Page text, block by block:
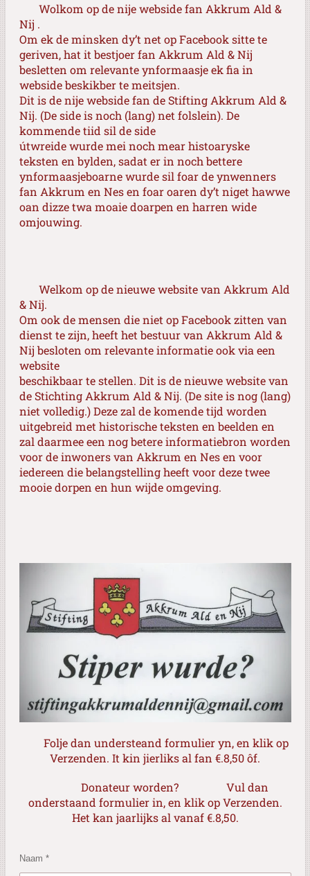
Wolkom op de nije webside fan Akkrum Ald &
Nij .
Om ek de minsken dy’t net op Facebook sitte te
geriven, hat it bestjoer fan Akkrum Ald & Nij
besletten om relevante ynformaasje ek fia in
webside beskikber te meitsjen.
Dit is de nije webside fan de Stifting Akkrum Ald &
Nij. (De side is noch (lang) net folslein). De
kommende tiid sil de side
útwreide wurde mei noch mear histoaryske
teksten en bylden, sadat er in noch bettere
ynformaasjeboarne wurde sil foar de ynwenners
fan Akkrum en Nes en foar oaren dy’t niget hawwe
oan dizze twa moaie doarpen en harren wide
omjouwing.
Welkom op de nieuwe website van Akkrum Ald
& Nij.
Om ook de mensen die niet op Facebook zitten van
dienst te zijn, heeft het bestuur van Akkrum Ald &
Nij besloten om relevante informatie ook via een
website
beschikbaar te stellen. Dit is de nieuwe website van
de Stichting Akkrum Ald & Nij. (De site is nog (lang)
niet volledig.)Deze zal de komende tijd worden
uitgebreid met historische teksten en beelden en
zal daarmee een nog betere informatiebron worden
voor de inwoners van Akkrum en Nes en voor
iedereen die belangstelling heeft voor deze twee
mooie dorpen en hun wijde omgeving.
Folje dan understeand formulier yn, en klik op
Verzenden. It kin jierliks al fan €.8,50 ôf.
Donateur worden? Vul dan
onderstaand formulier in, en klik op Verzenden.
Het kan jaarlijks al vanaf €.8,50.
Naam *